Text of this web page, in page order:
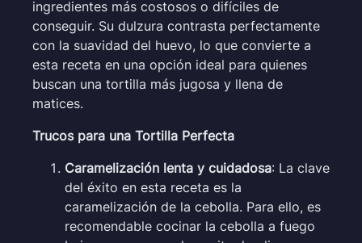
ingredientes más costosos o difíciles de
conseguir. Su dulzura contrasta perfectamente
con la suavidad del huevo, lo que convierte a
esta receta en una opción ideal para quienes
buscan una tortilla más jugosa y llena de
matices.
Trucos para una Tortilla Perfecta
Caramelización lenta y cuidadosa: La clave
del éxito en esta receta es la
caramelización de la cebolla. Para ello, es
recomendable cocinar la cebolla a fuego